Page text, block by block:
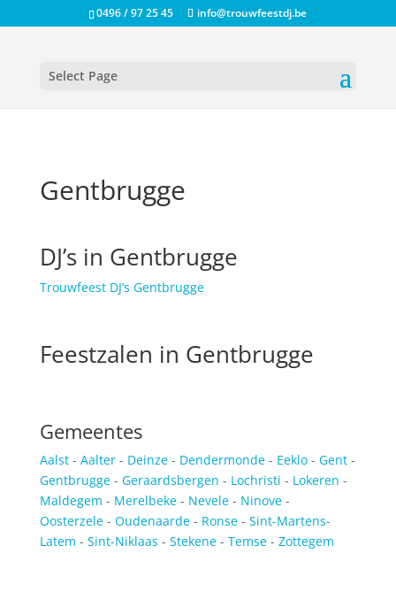
0496 / 97 25 45 info@trouwfeestdj.be
Select Page
Gentbrugge
DJ’s in Gentbrugge
Trouwfeest DJ’s Gentbrugge
Feestzalen in Gentbrugge
Gemeentes
Aalst- Aalter- Deinze- Dendermonde- Eeklo- Gent-
Gentbrugge- Geraardsbergen - Lochristi - Lokeren -
Maldegem - Merelbeke - Nevele- Ninove-
Oosterzele- Oudenaarde- Ronse- Sint-Martens-
Latem - Sint-Niklaas - Stekene- Temse- Zottegem